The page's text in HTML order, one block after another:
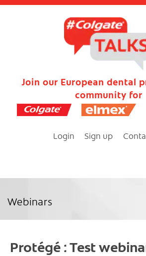
Join our European dental
community for
Login Sign up
Webinars
Protégé : Test